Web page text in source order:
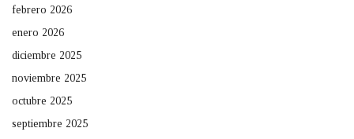
febrero 2026
enero 2026
diciembre 2025
noviembre 2025
octubre 2025
septiembre 2025